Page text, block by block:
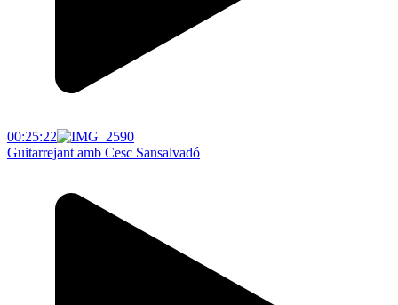
00:25:22
Guitarrejant amb Cesc Sansalvadó